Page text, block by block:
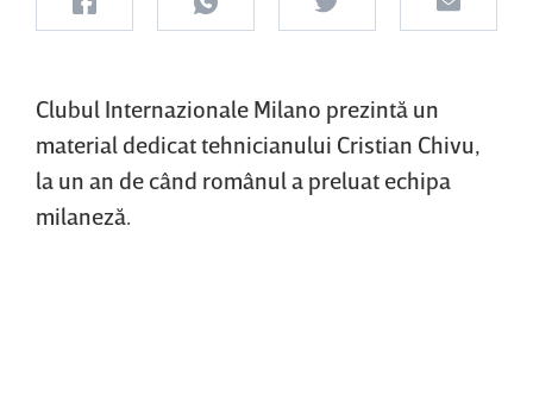
Clubul Internazionale Milano prezintă un
material dedicat tehnicianului Cristian Chivu,
la un an de când românul a preluat echipa
milaneză.